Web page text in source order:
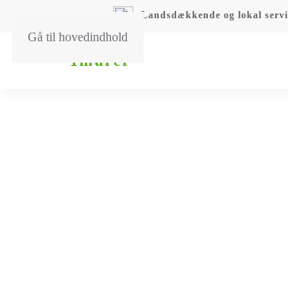
Gå til hovedindhold
Landsdækkende og lokal